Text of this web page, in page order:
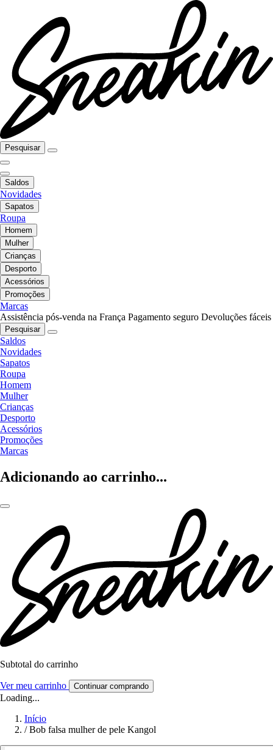
Pesquisar
Saldos
Novidades
Sapatos
Roupa
Homem
Mulher
Crianças
Desporto
Acessórios
Promoções
Marcas
Assistência pós-venda na França Pagamento seguro Devoluções fáceis
Pesquisar
Saldos
Novidades
Sapatos
Roupa
Homem
Mulher
Crianças
Desporto
Acessórios
Promoções
Marcas
Adicionando ao carrinho...
Subtotal do carrinho
Ver meu carrinho Continuar comprando
Loading...
Início
/ Bob falsa mulher de pele Kangol